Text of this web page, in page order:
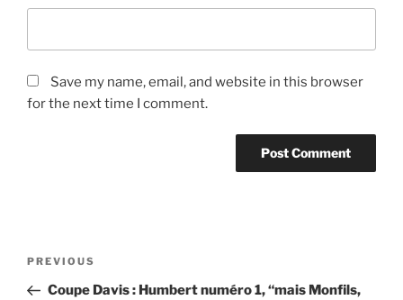
Save my name, email, and website in this browser
for the next time I comment.
Previous
Post
PREVIOUS
Coupe Davis : Humbert numéro 1, “mais Monfils,